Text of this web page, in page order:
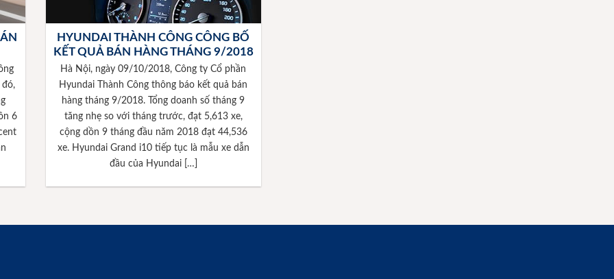
đó,
6
HYUNDAI THÀNH CÔNG CÔNG BỐ
KẾT QUẢ BÁN HÀNG THÁNG 9/2018
Hà Nội, ngày 09/10/2018, Công ty Cổ phần
Hyundai Thành Công thông báo kết quả bán
hàng tháng 9/2018. Tổng doanh số tháng 9
tăng nhẹ so với tháng trước, đạt 5,613 xe,
cộng dồn 9 tháng đầu năm 2018 đạt 44,536
xe. Hyundai Grand i10 tiếp tục là mẫu xe dẫn
đầu của Hyundai […]